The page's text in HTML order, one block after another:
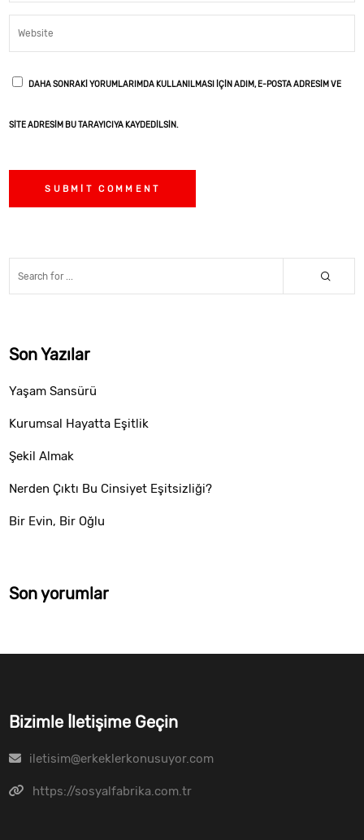
DAHA SONRAKI YORUMLARIMDA KULLANILMASI IÇIN ADIM, E-POSTA ADRESIM VE
SITE ADRESIM BU TARAYICIYA KAYDEDILSIN.
Son Yazılar
Yaşam Sansürü
Kurumsal Hayatta Eşitlik
Şekil Almak
Nerden Çıktı Bu Cinsiyet Eşitsizliği?
Bir Evin, Bir Oğlu
Son yorumlar
Bizimle İletişime Geçin
iletisim@erkeklerkonusuyor.com
https://sosyalfabrika.com.tr